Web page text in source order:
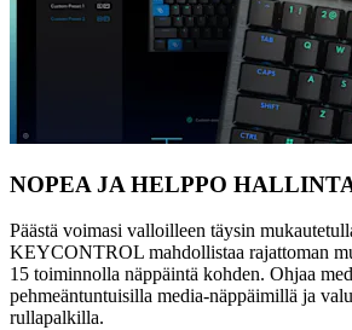
NOPEA JA HELPPO
Päästä voimasi valloilleen täysin
KEYCONTROL mahdollistaa rajattoman
15 toiminnolla näppäintä kohden. Ohjaa
pehmeäntuntuisilla media-näppäimillä ja
rullapalkilla.